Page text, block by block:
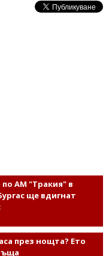
АМ "Тракия" в
ще вдигнат
през нощта? Ето